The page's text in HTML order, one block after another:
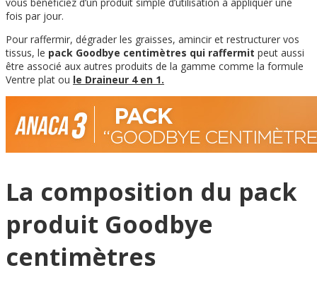
fois par jour.
Pour raffermir, dégrader les graisses, amincir et restructurer vos
tissus, le pack Goodbye centimètres qui raffermit peut aussi
être associé aux autres produits de la gamme comme la formule
Ventre plat ou le Draineur 4 en 1.
La composition du pack
produit Goodbye
centimètres